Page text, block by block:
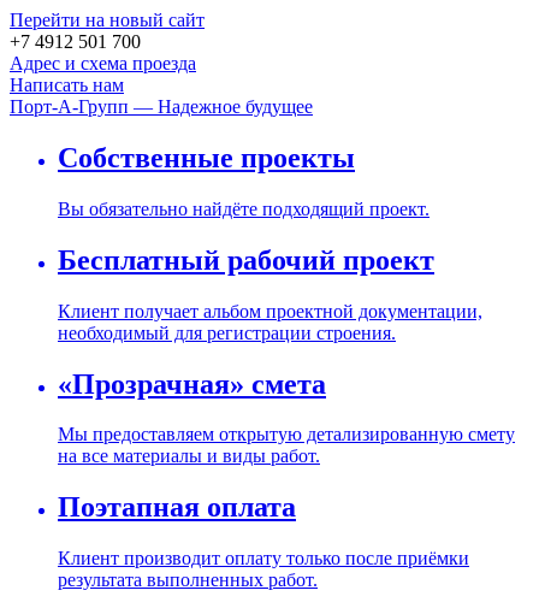
Перейти на новый сайт
+7 4912 501 700
Адрес и схема проезда
Написать нам
Порт-А-Групп — Надежное будущее
Собственные проекты
Вы обязательно найдёте подходящий проект.
Бесплатный рабочий проект
Клиент получает альбом проектной документации,
необходимый для регистрации строения.
«Прозрачная» смета
Мы предоставляем открытую детализированную смету
на все материалы и виды работ.
Поэтапная оплата
Клиент производит оплату только после приёмки
результата выполненных работ.